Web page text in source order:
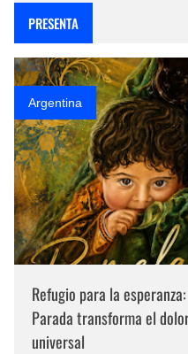
PRESENTA
Argentina
Refugio para la
Parada transforma el
universal